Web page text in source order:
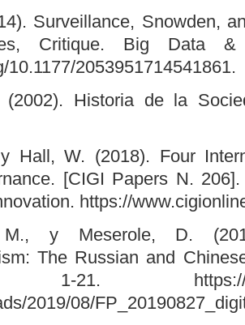
Surveillance, Snowden,
Critique. Big Data
10.1177/2053951714541861.
(2002). Historia de la
Hall, W. (2018). Four
[CIGI Papers N.
https://
M., y Meserole, D.
The Russian and
1-21. https://
2019/08/